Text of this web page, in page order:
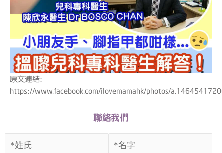
原文連結:
https://www.facebook.com/ilovemamahk/photos/
聯絡我們